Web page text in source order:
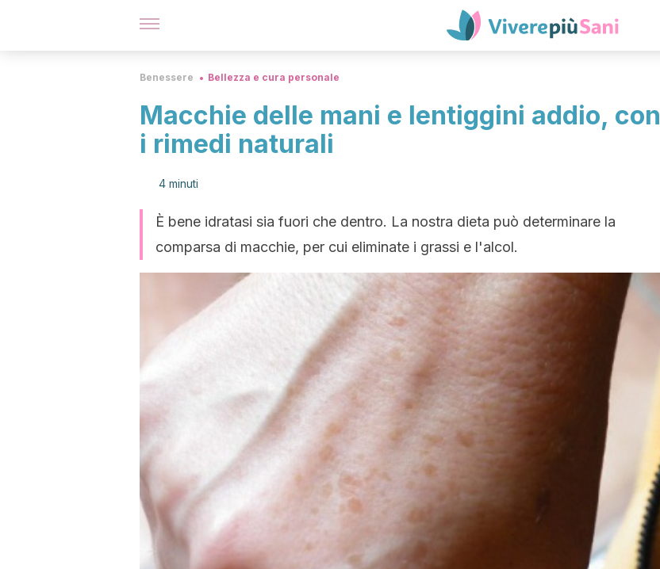
Benessere Bellezza e cura personale
Macchie delle mani e lentiggini addio, con
i rimedi naturali
4 minuti
È bene idratasi sia fuori che dentro. La nostra dieta può determinare la
comparsa di macchie, per cui eliminate i grassi e l'alcol.